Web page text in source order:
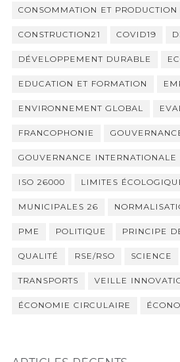
CONSOMMATION ET PRODUCTION
CONSTRUCTION21 COVID19
DÉVELOPPEMENT DURABLE
EDUCATION ET FORMATION
ENVIRONNEMENT GLOBAL
FRANCOPHONIE
GOUVERNANCE INTERNATIONALE
ISO 26000 LIMITES
MUNICIPALES 26
PME POLITIQUE PRINCIPE
QUALITÉ RSE/RSO SCIENCE
TRANSPORTS VEILLE
ÉCONOMIE CIRCULAIRE